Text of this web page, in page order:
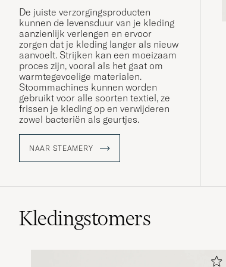
De juiste verzorgingsproducten
kunnen de levensduur van je kleding
aanzienlijk verlengen en ervoor
zorgen dat je kleding langer als nieuw
aanvoelt. Strijken kan een moeizaam
proces zijn, vooral als het gaat om
warmtegevoelige materialen.
Stoommachines kunnen worden
gebruikt voor alle soorten textiel, ze
frissen je kleding op en verwijderen
zowel bacteriën als geurtjes.
NAAR STEAMERY
Kledingstomers